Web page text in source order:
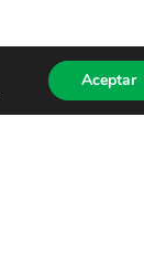
Aceptar